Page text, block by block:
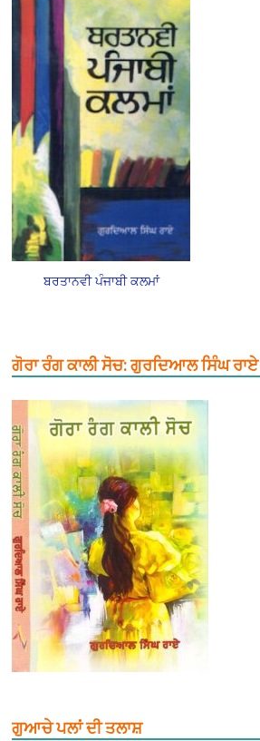
ਬਰਤਾਨਵੀ ਪੰਜਾਬੀ ਕਲਮਾਂ
ਗੋਰਾ ਰੰਗ ਕਾਲੀ ਸੋਚ: ਗੁਰਦਿਆਲ ਸਿੰਘ ਰਾਏ
ਗੁਆਚੇ ਪਲਾਂ ਦੀ ਤਲਾਸ਼